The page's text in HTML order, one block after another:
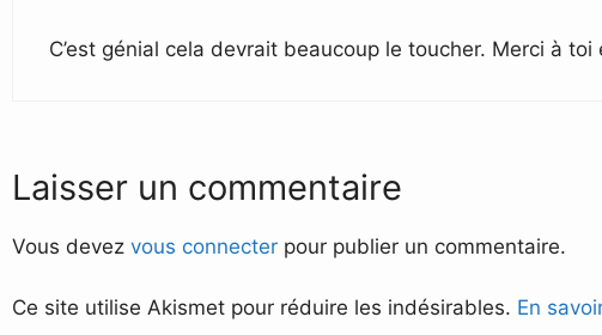
C’est génial cela devrait beaucoup le toucher. Merci à
Laisser un commentaire
Vous devez vous connecter pour publier un commentaire.
Ce site utilise Akismet pour réduire les indésirables. En